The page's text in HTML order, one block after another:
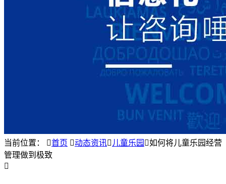
当前位置： 首页 动态资讯 儿童乐园 如何将儿童乐园经营
管理做到极致
